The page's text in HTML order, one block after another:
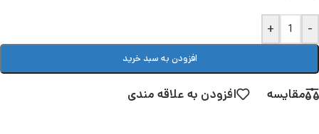
-
+
افزودن به سبد خرید
مقایسه افزودن به علاقه مندی